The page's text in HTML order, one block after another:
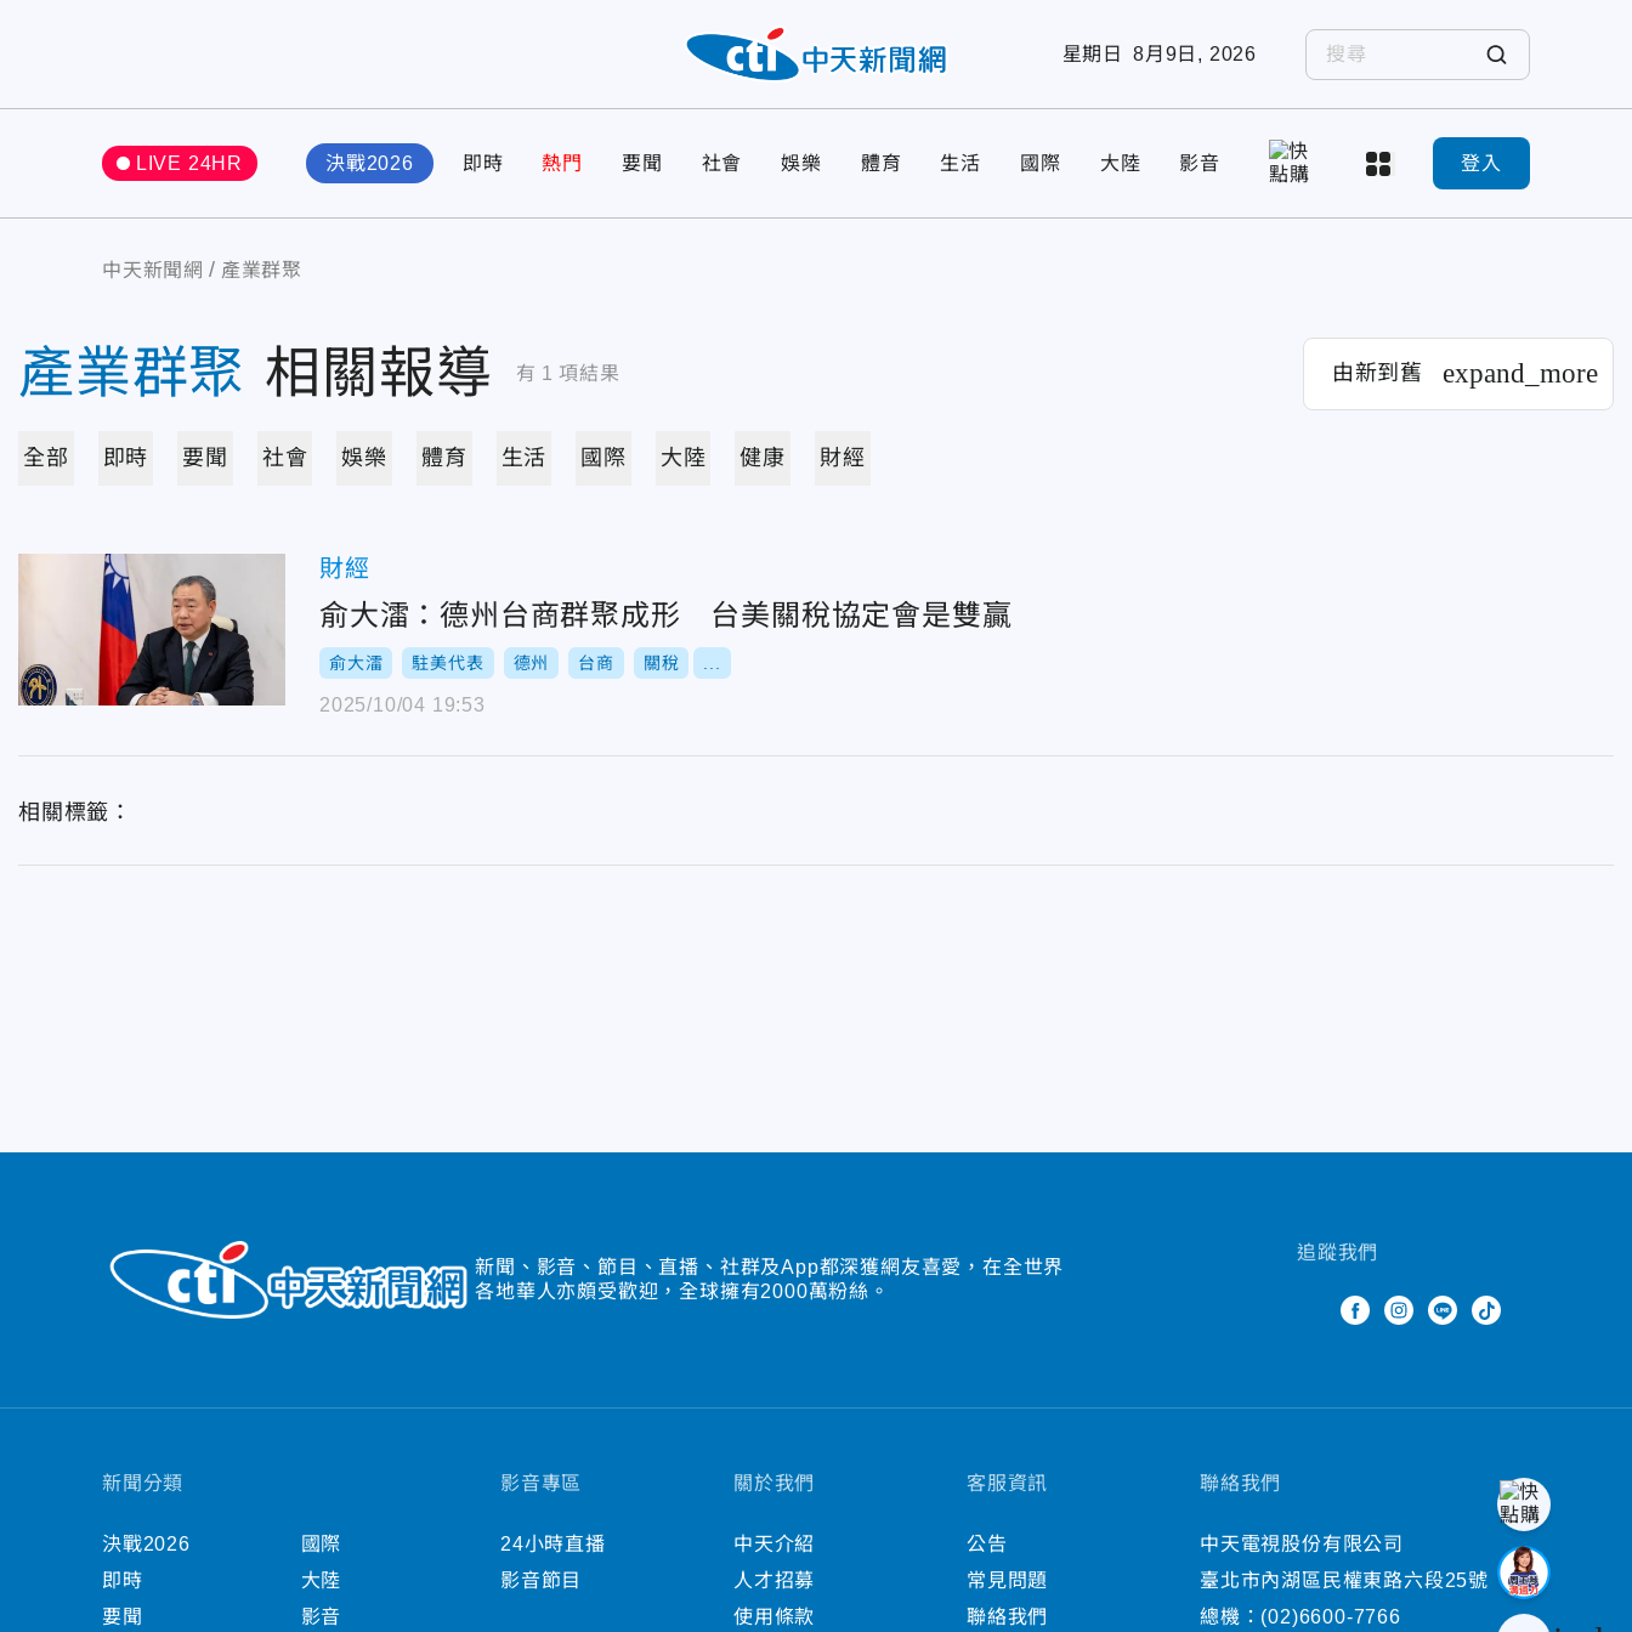
星期日 8月9日, 2026
LIVE 24HR 決戰2026 即時 熱門 要聞 社會 娛樂 體育 生活 國際 大陸 影音 登入
中天新聞網 產業群聚
產業群聚 相關報導 有 1 項結果 由新到舊 expand_more
全部 即時 要聞 社會 娛樂 體育 生活 國際 大陸 健康 財經
財經
俞大㵢：德州台商群聚成形 台美關稅協定會是雙贏
俞大㵢 駐美代表 德州 台商 關稅
2025/10/04 19:53
相關標籤：
新聞、影音、節目、直播、社群及App都深獲網友喜愛，在全世界
各地華人亦頗受歡迎，全球擁有2000萬粉絲。
追蹤我們
新聞分類
決戰2026
即時
要聞
國際
大陸
影音
影音專區
24小時直播
影音節目
關於我們
中天介紹
人才招募
使用條款
客服資訊
公告
常見問題
聯絡我們
聯絡我們
中天電視股份有限公司
臺北市內湖區民權東路六段25號
總機： (02)6600-7766